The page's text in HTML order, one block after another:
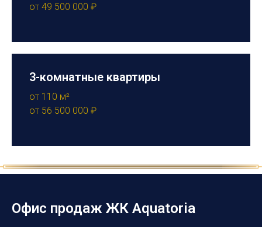
от 49 500 000 ₽
3-комнатные квартиры
от 110 м²
от 56 500 000 ₽
Офис продаж ЖК Aquatoria